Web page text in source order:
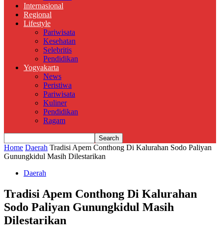
Internasional
Regional
Lifestyle
Pariwisata
Kesehatan
Selebritis
Pendidikan
Yogyakarta
News
Peristiwa
Pariwisata
Kuliner
Pendidikan
Ragam
Home Daerah Tradisi Apem Conthong Di Kalurahan Sodo Paliyan
Gunungkidul Masih Dilestarikan
Daerah
Tradisi Apem Conthong Di Kalurahan
Sodo Paliyan Gunungkidul Masih
Dilestarikan